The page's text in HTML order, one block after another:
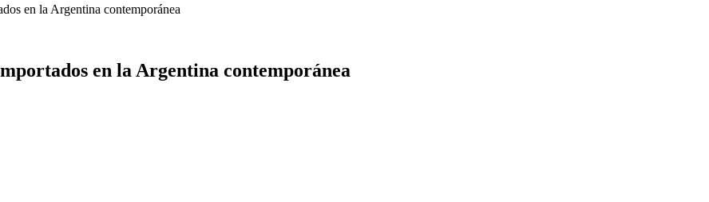
en la Argentina contemporánea
en la Argentina contemporánea